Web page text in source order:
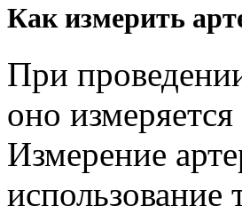
Как измерить
При
оно
Измерение
использование